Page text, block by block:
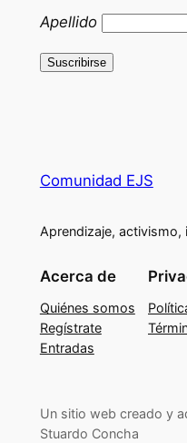
Apellido
Comunidad EJS
Aprendizaje, activismo,
Acerca de
Quiénes somos
Regístrate
Entradas
Un sitio web creado y
Stuardo Concha